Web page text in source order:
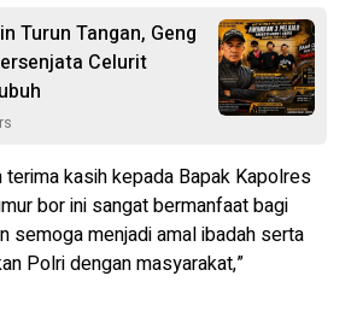
Turun Tangan, Geng
Celurit
terima kasih kepada Bapak Kapolres
bor ini sangat bermanfaat bagi
semoga menjadi amal ibadah serta
Polri dengan masyarakat,”